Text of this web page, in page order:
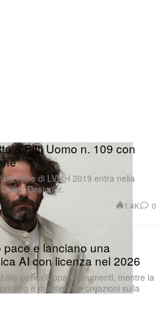
a Pitti Uomo n. 109 con
Prize di LVMH 2019 entra nella
Designer.
1.4K 0
e lanciano una
AI con licenza nel 2026
per sviluppare strumenti, mentre la
e mantiene le creazioni sulla